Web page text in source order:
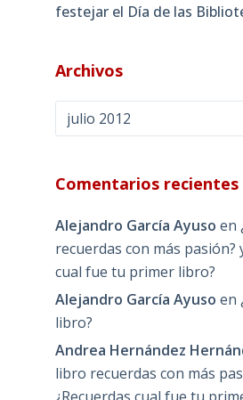
festejar el Día de las
Archivos
Archivos
Comentarios recientes
Alejandro García Ayuso en
recuerdas con más pasión?
cual fue tu primer libro?
Alejandro García Ayuso en
libro?
Andrea Hernández
libro recuerdas con más